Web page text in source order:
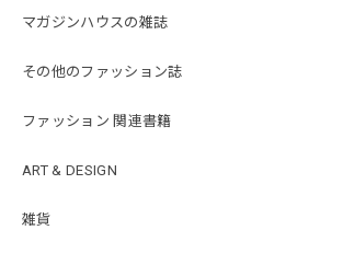
マガジンハウスの雑誌
その他のファッション誌
ファッション 関連書籍
ART & DESIGN
雑貨